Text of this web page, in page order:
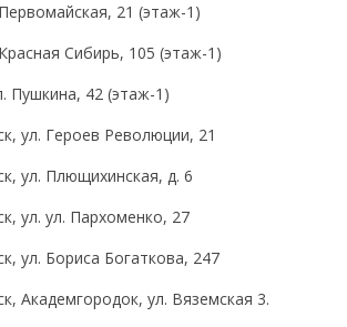
21 (этаж-1)
Сибирь, 105 (этаж-1)
Пушкина, 42 (этаж-1)
ул. Героев Революции, 21
ул. Плющихинская, д. 6
ул. ул. Пархоменко, 27
ул. Бориса Богаткова, 247
Академгородок, ул. Вяземская 3.